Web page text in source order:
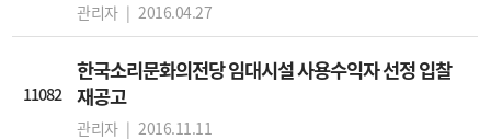
관리자 | 2016.04.27
11082
한국소리문화의전당 임대시설 사용수익자 선정 입찰
재공고
관리자 | 2016.11.11